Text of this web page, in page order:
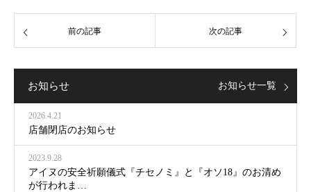
前の記事 次の記事
お知らせ
2026.4.21
店舗閉店のお知らせ
2023.9.28
アイヌの安全祈願儀式『チセノミ』と『オソ18』のお清め
が行われま…
お知らせ一覧